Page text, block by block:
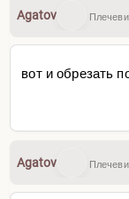
Agatov
вот и обрезать
Agatov